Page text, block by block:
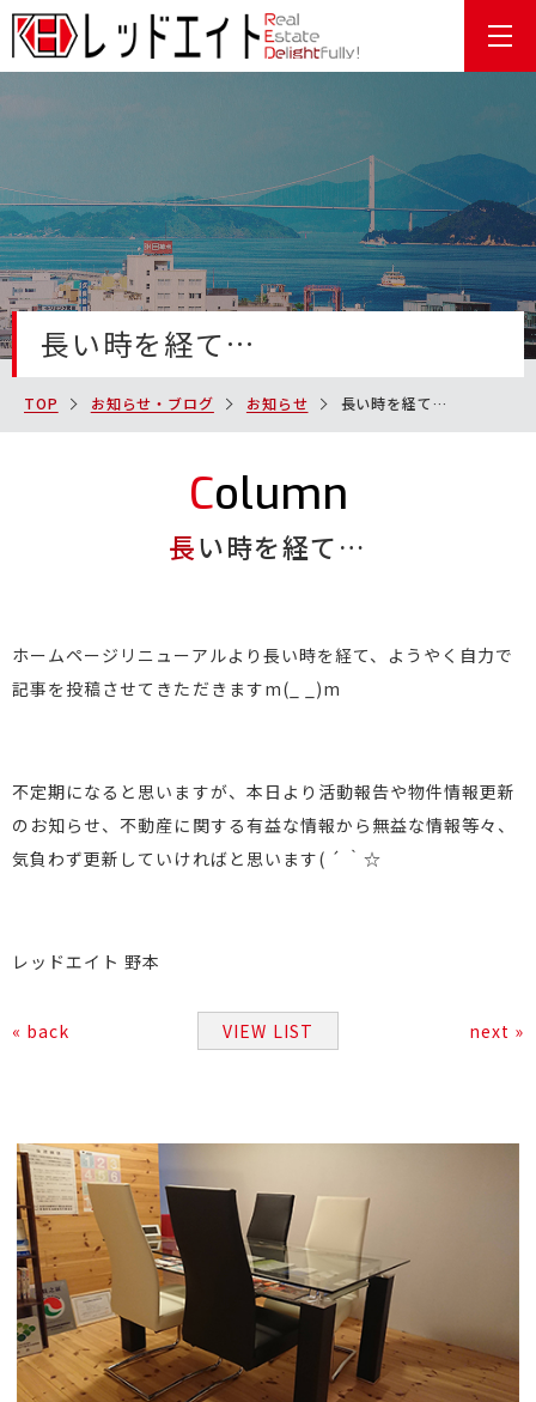
長い時を経て…
TOP お知らせ・ブログ お知らせ 長い時を経て…
Column
長い時を経て…
ホームページリニューアルより長い時を経て、ようやく自力で
記事を投稿させてきただきますm(_ _)m
不定期になると思いますが、本日より活動報告や物件情報更新
のお知らせ、不動産に関する有益な情報から無益な情報等々、
気負わず更新していければと思います( ´ ｀☆
レッドエイト 野本
« back VIEW LIST next »